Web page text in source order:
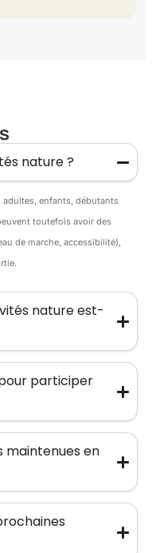
nature ?
adultes, enfants, débutants
toutefois avoir des
de marche, accessibilité),
nature est-
participer
maintenues en